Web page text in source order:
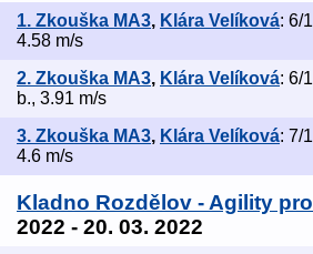
1. Zkouška MA3, Klára Velíková: 6/
4.58 m/s
2. Zkouška MA3, Klára Velíková: 6/
b., 3.91 m/s
3. Zkouška MA3, Klára Velíková: 7/
4.6 m/s
Kladno Rozdělov - Agility
2022 - 20. 03. 2022